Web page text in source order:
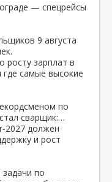
— спецрейсы
9 августа
росту зарплат в
где самые высокие
по
сварщик:…
должен
и рост
по